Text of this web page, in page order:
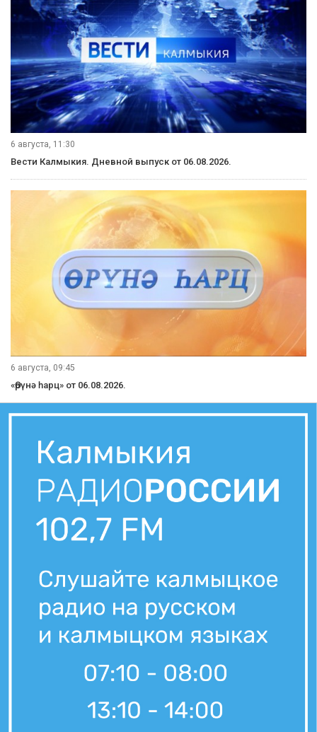
6 августа, 11:30
Вести Калмыкия. Дневной выпуск от 06.08.2026.
6 августа, 09:45
«Өрүнә һарц» от 06.08.2026.